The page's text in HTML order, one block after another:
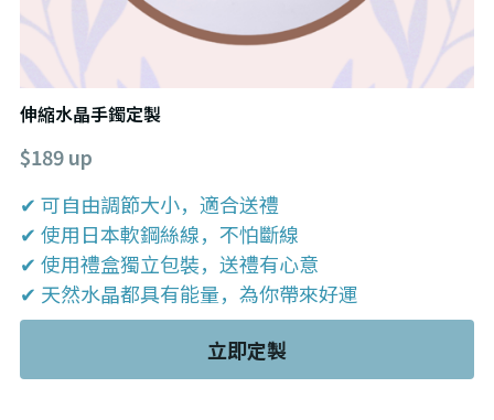
伸縮水晶手鐲定製
$189 up
✔ 可自由調節大小，適合送禮
✔ 使用日本軟鋼絲線，不怕斷線
✔ 使用禮盒獨立包裝，送禮有心意
✔ 天然水晶都具有能量，為你帶來好運
立即定製